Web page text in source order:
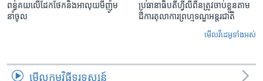
ពន្ធគយ​លើ​ដែកថែក​និង​អាលុយ​មីញ៉ូម​
នាំចូល
ប្រធានាធិបតីហ្វីលីពីន​ត្រូវ​ចាប់ខ្លួនតាម
ដីការ​តុលាការ​ព្រហ្មទណ្ឌ​អន្តរជាតិ
មើល​វីដេអូ​ទាំង​អស់
មើល​កម្មវិធី​ទូរទស្សន៍